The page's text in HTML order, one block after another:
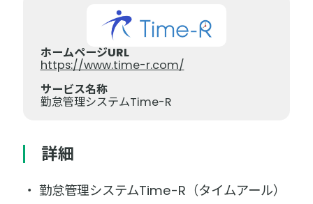
ホームページURL
https://www.time-r.com/
サービス名称
勤怠管理システムTime-R
詳細
勤怠管理システムTime-R（タイムアール）